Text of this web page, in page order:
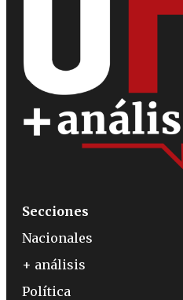
Secciones
Nacionales
+ análisis
Política